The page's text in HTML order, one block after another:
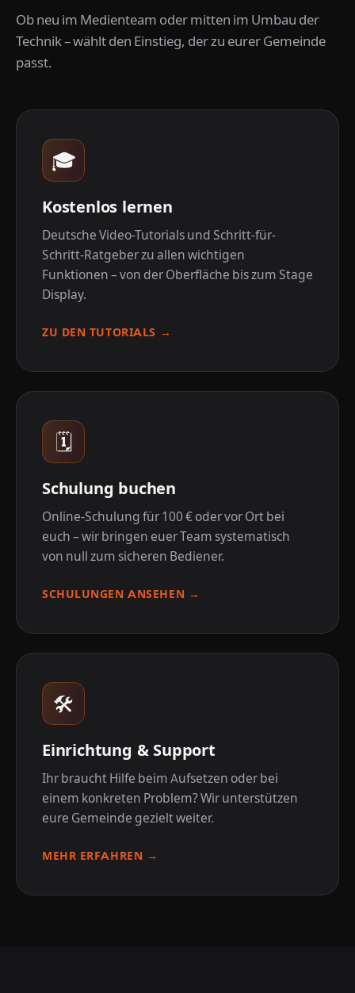
Ob neu im Medienteam oder mitten im Umbau der
Technik – wählt den Einstieg, der zu eurer Gemeinde
passt.
🎓
Kostenlos lernen
Deutsche Video-Tutorials und Schritt-für-
Schritt-Ratgeber zu allen wichtigen
Funktionen – von der Oberfläche bis zum Stage
Display.
ZU DEN TUTORIALS →
🗓️
Schulung buchen
Online-Schulung für 100 € oder vor Ort bei
euch – wir bringen euer Team systematisch
von null zum sicheren Bediener.
SCHULUNGEN ANSEHEN →
🛠️
Einrichtung & Support
Ihr braucht Hilfe beim Aufsetzen oder bei
einem konkreten Problem? Wir unterstützen
eure Gemeinde gezielt weiter.
MEHR ERFAHREN →